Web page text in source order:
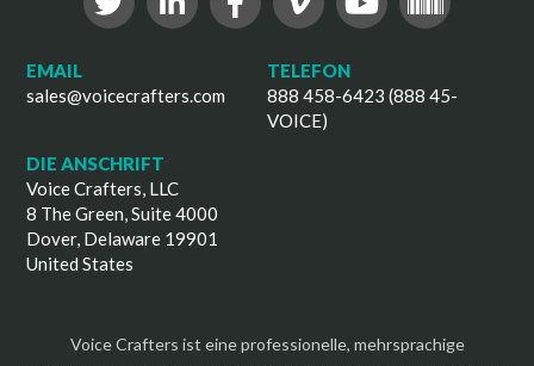
EMAIL
sales@voicecrafters.com
TELEFON
888 458-6423 (888 45-
VOICE)
DIE ANSCHRIFT
Voice Crafters, LLC
8 The Green, Suite 4000
Dover, Delaware 19901
United States
Voice Crafters ist eine professionelle, mehrsprachige